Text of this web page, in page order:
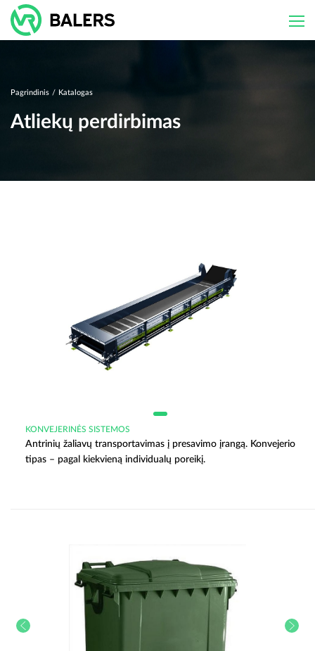
Skip
content
Pagrindinis / Katalogas
Atliekų perdirbimas
KONVEJERINĖS SISTEMOS
Antrinių žaliavų transportavimas į presavimo įrangą. Konvejerio
tipas – pagal kiekvieną individualų poreikį.